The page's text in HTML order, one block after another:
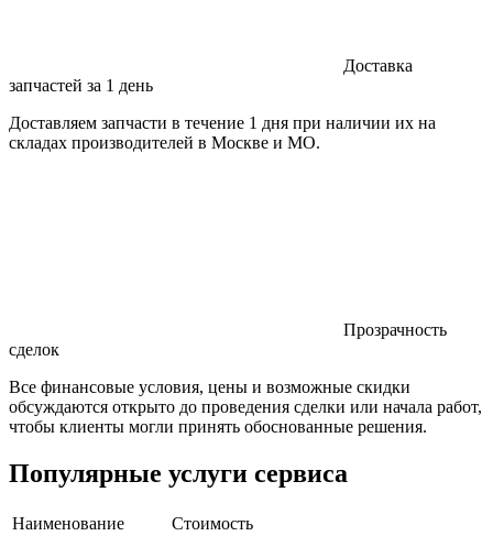
Доставка
запчастей за 1 день
Доставляем запчасти в течение 1 дня при наличии их на
складах производителей в Москве и МО.
Прозрачность
сделок
Все финансовые условия, цены и возможные скидки
обсуждаются открыто до проведения сделки или начала работ,
чтобы клиенты могли принять обоснованные решения.
Популярные услуги сервиса
Наименование Стоимость